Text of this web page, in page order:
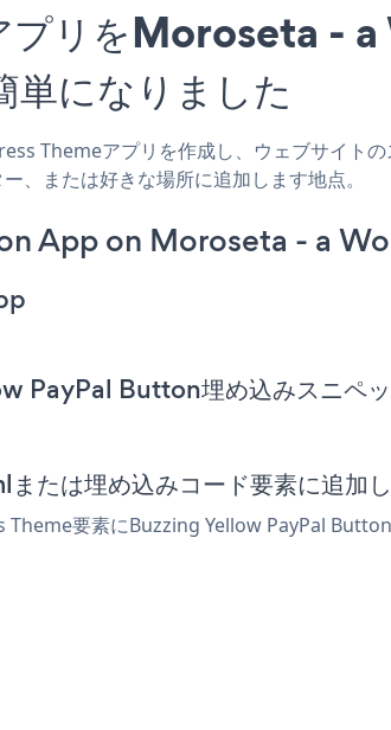
リをMoroseta - a
になりました
Themeアプリを作成し、ウェブサイト
または好きな場所に追加します地点。
App on Moroseta - a
Button埋め込みスニペッ
は埋め込みコード要素に追加
要素にBuzzing Yellow PayPal